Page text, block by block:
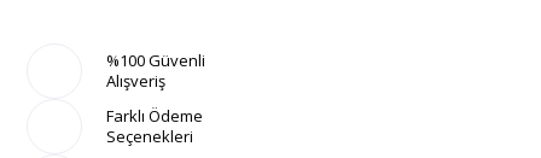
%100 Güvenli
Alışveriş
Farklı Ödeme
Seçenekleri